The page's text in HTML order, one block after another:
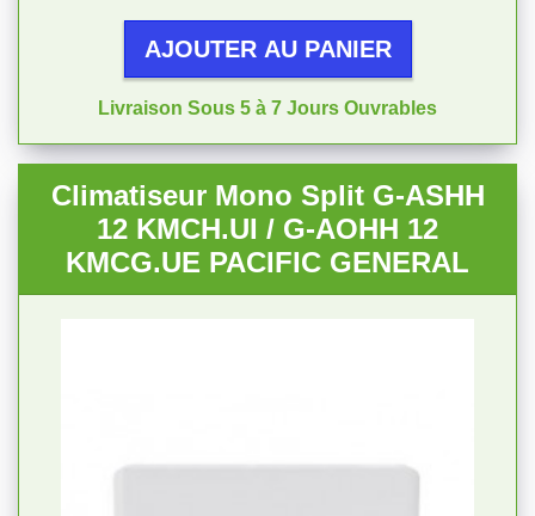
AJOUTER AU PANIER
Livraison Sous 5 à 7 Jours Ouvrables
Climatiseur Mono Split G-ASHH
12 KMCH.UI / G-AOHH 12
KMCG.UE PACIFIC GENERAL